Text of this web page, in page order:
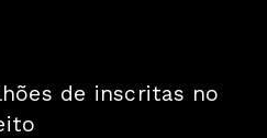
de inscritas no